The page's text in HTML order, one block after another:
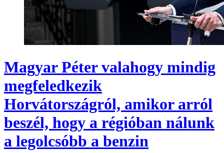
Magyar Péter valahogy mindig
megfeledkezik
Horvátországról, amikor arról
beszél, hogy a régióban nálunk
a legolcsóbb a benzin